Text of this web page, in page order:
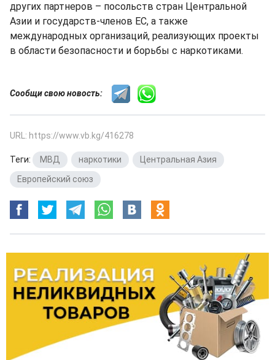
других партнеров – посольств стран Центральной
Азии и государств-членов ЕС, а также
международных организаций, реализующих проекты
в области безопасности и борьбы с наркотиками.
Сообщи свою новость:
URL: https://www.vb.kg/416278
Теги: МВД наркотики Центральная Азия
Европейский союз